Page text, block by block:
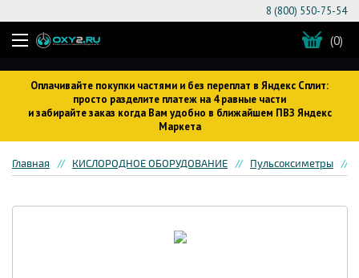
Оплачивайте покупки частями и без переплат в Яндекс Сплит:
просто разделите платеж на 4 равные части
и забирайте заказ когда Вам удобно в ближайшем ПВЗ Яндекс
Маркета
8 (800) 550-75-54
(0)
Главная КИСЛОРОДНОЕ ОБОРУДОВАНИЕ Пульсоксиметры